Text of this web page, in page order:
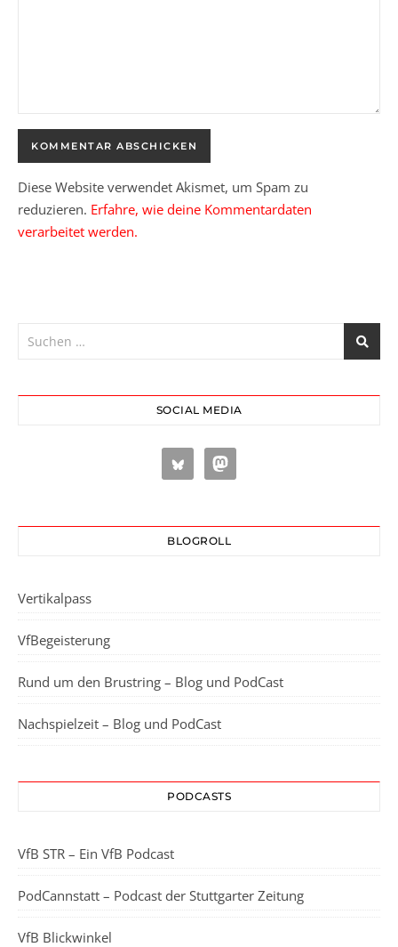
Diese Website verwendet Akismet, um Spam zu
reduzieren. Erfahre, wie deine Kommentardaten
verarbeitet werden.
SOCIAL MEDIA
BLOGROLL
Vertikalpass
VfBegeisterung
Rund um den Brustring – Blog und PodCast
Nachspielzeit – Blog und PodCast
PODCASTS
VfB STR – Ein VfB Podcast
PodCannstatt – Podcast der Stuttgarter Zeitung
VfB Blickwinkel